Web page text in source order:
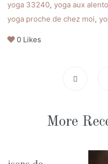
yoga 33240, yoga aux
yoga proche de chez moi,
0 Likes
More